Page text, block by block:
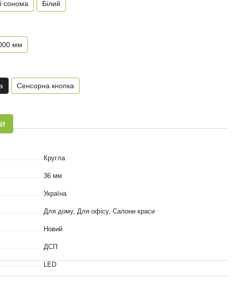
сонома Білий
мм
Сенсорна кнопка
Кругла
36 мм
Україна
Для дому, Для офісу, Салони краси
Новий
ДСП
LED